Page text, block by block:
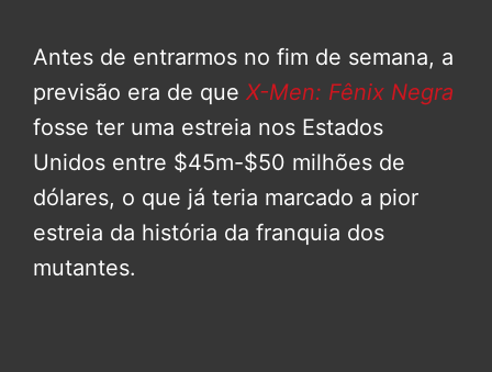
Antes de entrarmos no fim de semana, a
previsão era de que X-Men: Fênix Negra
fosse ter uma estreia nos Estados
Unidos entre $45m-$50 milhões de
dólares, o que já teria marcado a pior
estreia da história da franquia dos
mutantes.